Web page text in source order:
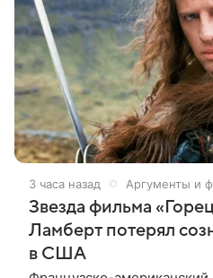
3 часа назад Аргументы и
Звезда фильма
Ламберт потерял
в США